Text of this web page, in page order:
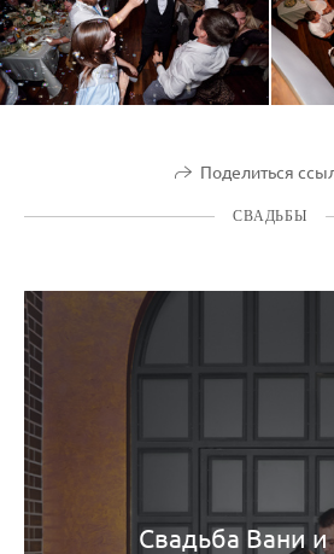
Поделиться
СВАДЬБЫ
Свадьба Вани